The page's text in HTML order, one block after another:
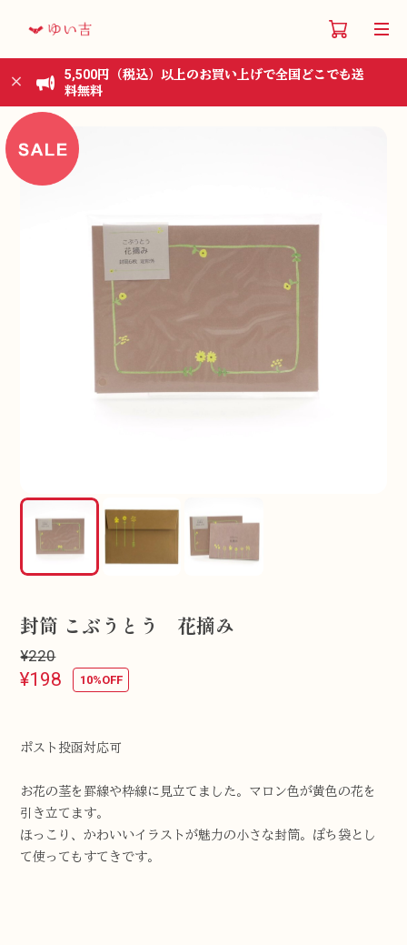
5,500円（税込）以上のお買い上げで全国どこでも送
料無料
封筒 こぶうとう 花摘み
¥220
10%OFF
¥198
ポスト投函対応可
お花の茎を罫線や枠線に見立てました。マロン色が黄色の花を
引き立てます。
ほっこり、かわいいイラストが魅力の小さな封筒。ぽち袋とし
て使ってもすてきです。